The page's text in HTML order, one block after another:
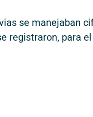
se manejaban
registraron, para